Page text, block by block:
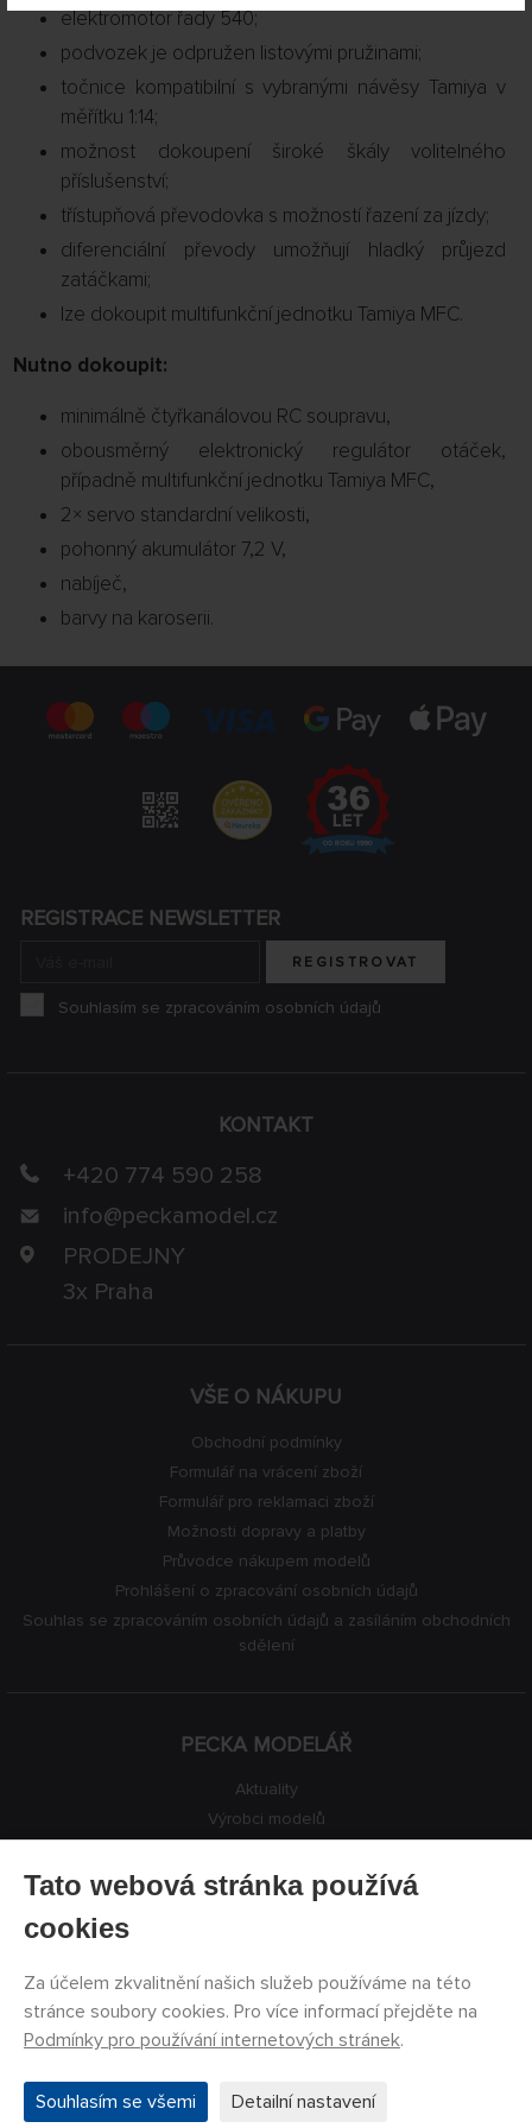
elektromotor řady 540;
podvozek je odpružen listovými pružinami;
točnice kompatibilní s vybranými návěsy Tamiya v
měřítku 1:14;
možnost dokoupení široké škály volitelného
příslušenství;
třístupňová převodovka s možností řazení za jízdy;
diferenciální převody umožňují hladký průjezd
zatáčkami;
lze dokoupit multifunkční jednotku Tamiya MFC.
Nutno dokoupit:
minimálně čtyřkanálovou RC soupravu,
obousměrný elektronický regulátor otáček,
případně multifunkční jednotku Tamiya MFC,
2× servo standardní velikosti,
pohonný akumulátor 7,2 V,
nabíječ,
barvy na karoserii.
VŠE O NÁKUPU
Obchodní podmínky
Formulář na vrácení zboží
Formulář pro reklamaci zboží
Možnosti dopravy a platby
Průvodce nákupem modelů
Prohlášení o zpracování osobních údajů
Souhlas se zpracováním osobních údajů a zasíláním obchodních
sdělení
PECKA MODELÁŘ
Aktuality
Výrobci modelů
Kontakty
KONTAKT
+420 774 590 258
info@peckamodel.cz
PRODEJNY
3x Praha
REGISTRACE NEWSLETTER
REGISTROVAT
Souhlasím se zpracováním osobních údajů
©PECKA MODELÁŘ s.r.o.
vyhrazena
Tato webová stránka používá
cookies
Za účelem zkvalitnění našich služeb používáme na této
stránce soubory cookies. Pro více informací přejděte na
Podmínky pro používání internetových stránek.
Souhlasím se všemi Detailní nastavení